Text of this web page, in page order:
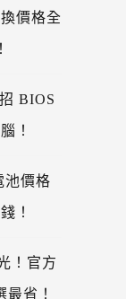
價格全
BIOS
！
池價格
！
！官方
省！